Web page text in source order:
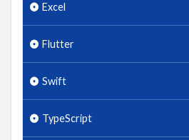
Excel
Flutter
Swift
TypeScript